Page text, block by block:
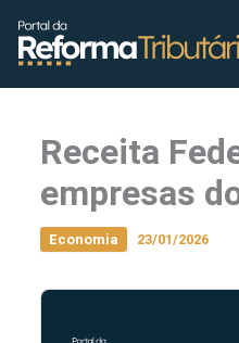
conteúdo
Receita
empresas
Economia 23/01/2026